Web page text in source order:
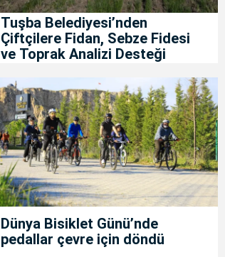
Tuşba Belediyesi’nden
Çiftçilere Fidan, Sebze Fidesi
ve Toprak Analizi Desteği
Dünya Bisiklet Günü’nde
pedallar çevre için döndü